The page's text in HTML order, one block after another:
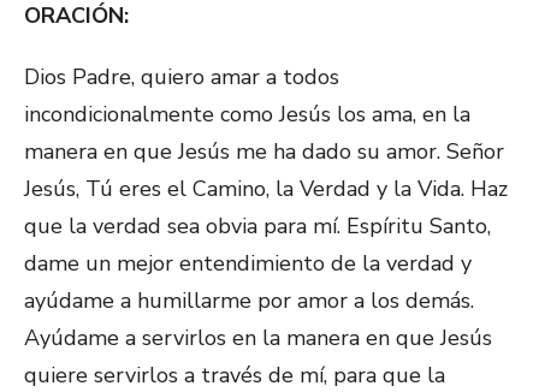
ORACIÓN:
Dios Padre, quiero amar a todos
incondicionalmente como Jesús los ama, en la
manera en que Jesús me ha dado su amor. Señor
Jesús, Tú eres el Camino, la Verdad y la Vida. Haz
que la verdad sea obvia para mí. Espíritu Santo,
dame un mejor entendimiento de la verdad y
ayúdame a humillarme por amor a los demás.
Ayúdame a servirlos en la manera en que Jesús
quiere servirlos a través de mí, para que la